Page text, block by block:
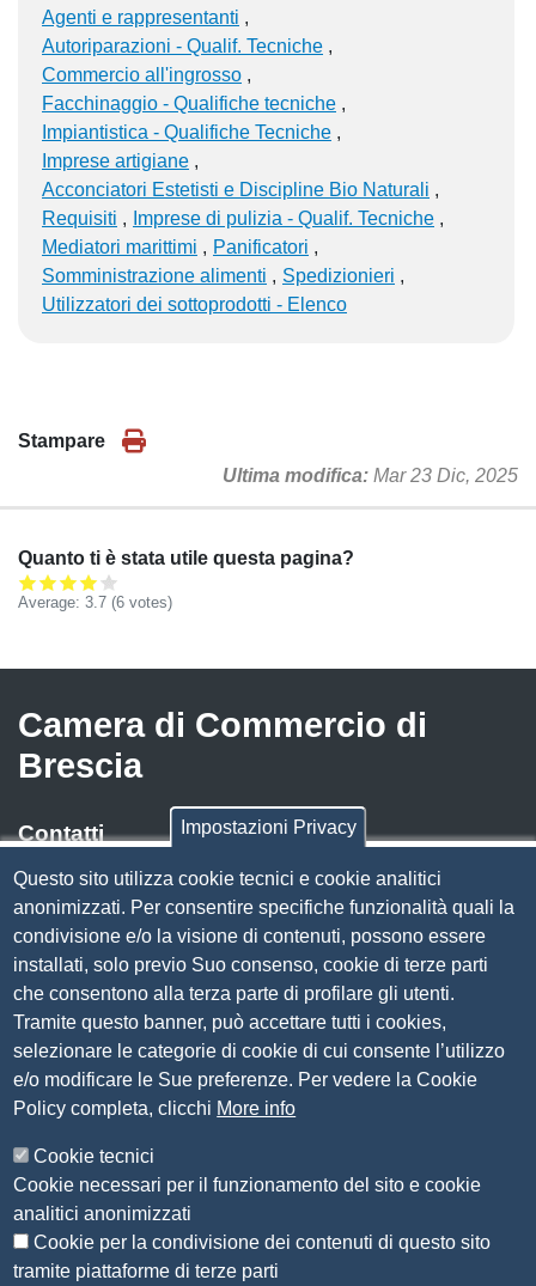
Agenti e rappresentanti
Autoriparazioni - Qualif. Tecniche
Commercio all'ingrosso
Facchinaggio - Qualifiche tecniche
Impiantistica - Qualifiche Tecniche
Imprese artigiane
Acconciatori Estetisti e Discipline Bio Naturali
Requisiti
Imprese di pulizia - Qualif. Tecniche
Mediatori marittimi
Panificatori
Somministrazione alimenti
Spedizionieri
Utilizzatori dei sottoprodotti - Elenco
Stampare
Ultima modifica Mar 23 Dic, 2025
Quanto ti è stata utile questa pagina?
Average: 3.7 (6 votes)
Camera di Commercio di
Brescia
Contatti
Via Luigi Einaudi, 23, 25121 Brescia BS
Tel. 030 37251
PECcamera.brescia@bs.legalmail.camcom.it
P.IVA 00859790172
C.F. 80013870177
Contatti
Amministrazione Trasparente
Organizzazione
Bandi di concorso
Bandi di gara e contratti
Provvedimenti
Attività e procedimenti
Impostazioni Privacy
Questo sito utilizza cookie tecnici e cookie analitici
anonimizzati. Per consentire specifiche funzionalità quali la
condivisione e/o la visione di contenuti, possono essere
installati, solo previo Suo consenso, cookie di terze parti
che consentono alla terza parte di profilare gli utenti.
Tramite questo banner, può accettare tutti i cookies,
selezionare le categorie di cookie di cui consente l’utilizzo
e/o modificare le Sue preferenze. Per vedere la Cookie
Policy completa, clicchi More info
Cookie tecnici
Cookie necessari per il funzionamento del sito e cookie
analitici anonimizzati
Cookie per la condivisione dei contenuti di questo sito
tramite piattaforme di terze parti